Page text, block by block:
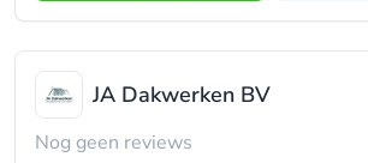
JA Dakwerken BV
Nog geen reviews